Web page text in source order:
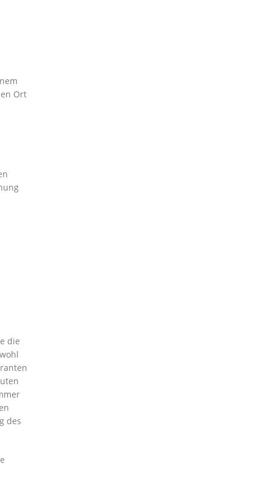
Ort
die
des